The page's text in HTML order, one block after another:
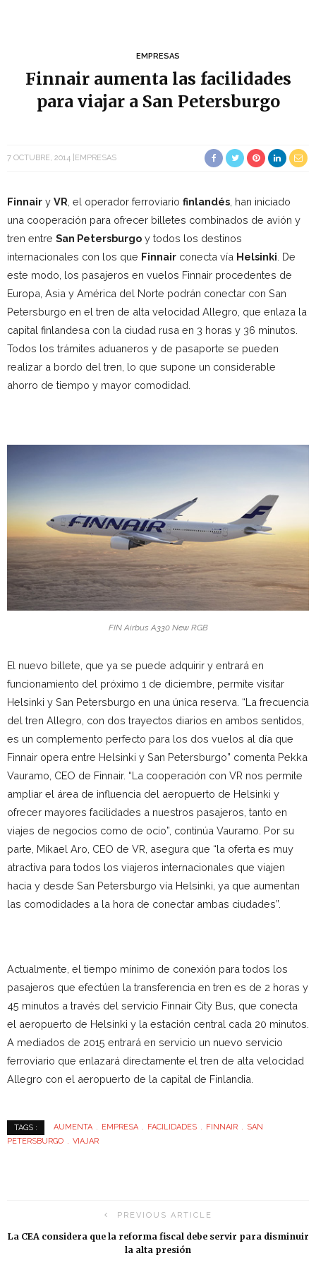
EMPRESAS
Finnair aumenta las facilidades
para viajar a San Petersburgo
7 OCTUBRE, 2014 EMPRESAS
Finnair y VR , el operador ferroviario finlandés , han iniciado
una cooperación para ofrecer billetes combinados de avión y
tren entre San Petersburgo y todos los destinos
internacionales con los que Finnair conecta vía Helsinki . De
este modo, los pasajeros en vuelos Finnair procedentes de
Europa, Asia y América del Norte podrán conectar con San
Petersburgo en el tren de alta velocidad Allegro, que enlaza la
capital finlandesa con la ciudad rusa en 3 horas y 36 minutos.
Todos los trámites aduaneros y de pasaporte se pueden
realizar a bordo del tren, lo que supone un considerable
ahorro de tiempo y mayor comodidad.
FIN Airbus A330 New RGB
El nuevo billete, que ya se puede adquirir y entrará en
funcionamiento del próximo 1 de diciembre, permite visitar
Helsinki y San Petersburgo en una única reserva. “La frecuencia
del tren Allegro, con dos trayectos diarios en ambos sentidos,
es un complemento perfecto para los dos vuelos al día que
Finnair opera entre Helsinki y San Petersburgo” comenta Pekka
Vauramo, CEO de Finnair. “La cooperación con VR nos permite
ampliar el área de influencia del aeropuerto de Helsinki y
ofrecer mayores facilidades a nuestros pasajeros, tanto en
viajes de negocios como de ocio”, continúa Vauramo. Por su
parte, Mikael Aro, CEO de VR, asegura que “la oferta es muy
atractiva para todos los viajeros internacionales que viajen
hacia y desde San Petersburgo vía Helsinki, ya que aumentan
las comodidades a la hora de conectar ambas ciudades”.
Actualmente, el tiempo mínimo de conexión para todos los
pasajeros que efectúen la transferencia en tren es de 2 horas y
45 minutos a través del servicio Finnair City Bus, que conecta
el aeropuerto de Helsinki y la estación central cada 20 minutos.
A mediados de 2015 entrará en servicio un nuevo servicio
ferroviario que enlazará directamente el tren de alta velocidad
Allegro con el aeropuerto de la capital de Finlandia.
TAGS : AUMENTA EMPRESA FACILIDADES FINNAIR
SAN
PETERSBURGO
VIAJAR
PREVIOUS ARTICLE
La CEA considera que la reforma fiscal debe servir para disminuir
la alta presión